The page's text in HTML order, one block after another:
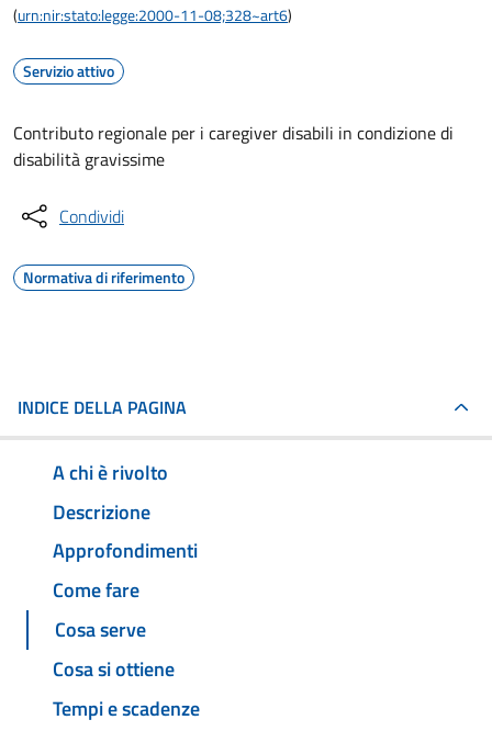
(urn:nir:stato:legge:2000-11-08;328~art6)
Servizio attivo
Contributo regionale per i caregiver disabili in condizione di
disabilità gravissime
Condividi
Normativa di riferimento
INDICE DELLA PAGINA
A chi è rivolto
Descrizione
Approfondimenti
Come fare
Cosa serve
Cosa si ottiene
Tempi e scadenze